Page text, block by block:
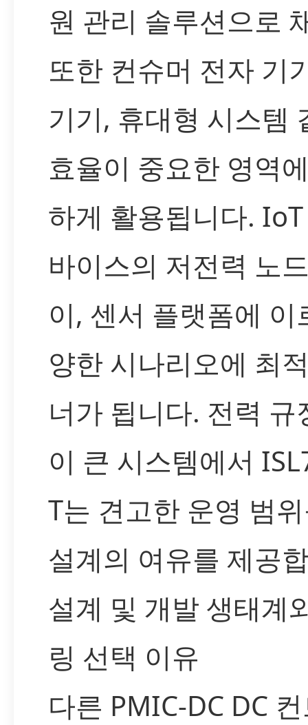
원 관리 솔루션으로
또한 컨슈머 전자 기
기기, 휴대형 시스템
효율이 중요한 영역
하게 활용됩니다.
바이스의 저전력 노
이, 센서 플랫폼에
양한 시나리오에 최
너가 됩니다. 전력 규
이 큰 시스템에서
T는 견고한 운영 범
설계의 여유를 제공
설계 및 개발 생태계
링 선택 이유
다른 PMIC-DC DC